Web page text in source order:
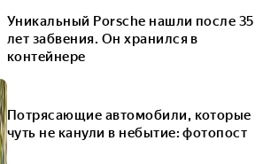
Уникальный Porsche нашли после 35
лет забвения. Он хранился в
контейнере
Потрясающие автомобили, которые
чуть не канули в небытие: фотопост